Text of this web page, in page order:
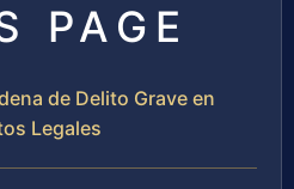
PAGE
de Delito Grave en
Legales